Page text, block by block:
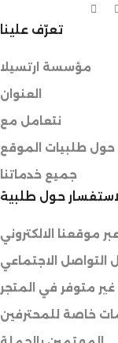
تعرّف علينا
مؤسسة ارتسيلا
العنوان
نتعامل مع
طلبيات الموقع
جميع خدماتنا
حول طلبية
موقعنا الالكتروني
التواصل الاجتماعي
متوفر في المتجر
خاصة للمحترفين